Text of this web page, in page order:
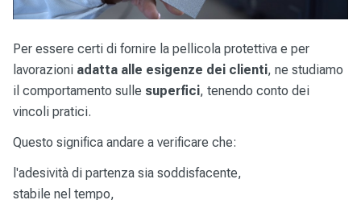
Per essere certi di fornire la pellicola protettiva e per
lavorazioni adatta alle esigenze dei clienti, ne studiamo
il comportamento sulle superfici, tenendo conto dei
vincoli pratici.
Questo significa andare a verificare che:
l'adesività di partenza sia soddisfacente,
stabile nel tempo,